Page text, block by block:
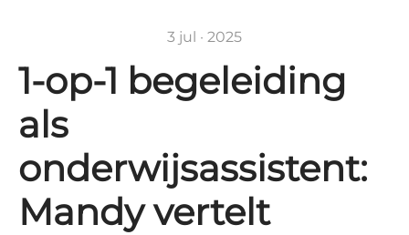
3 jul · 2025
1-op-1 begeleiding
als
onderwijsassistent:
Mandy vertelt